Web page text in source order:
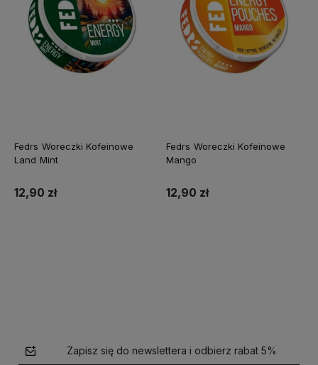
Fedrs Woreczki Kofeinowe
Land Mint
12,90 zł
Fedrs Woreczki Kofeinowe
Mango
12,90 zł
Zapisz się do newslettera i odbierz rabat 5%